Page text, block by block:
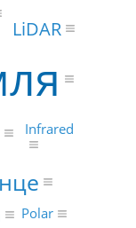
LiDAR
Polar
Infrared